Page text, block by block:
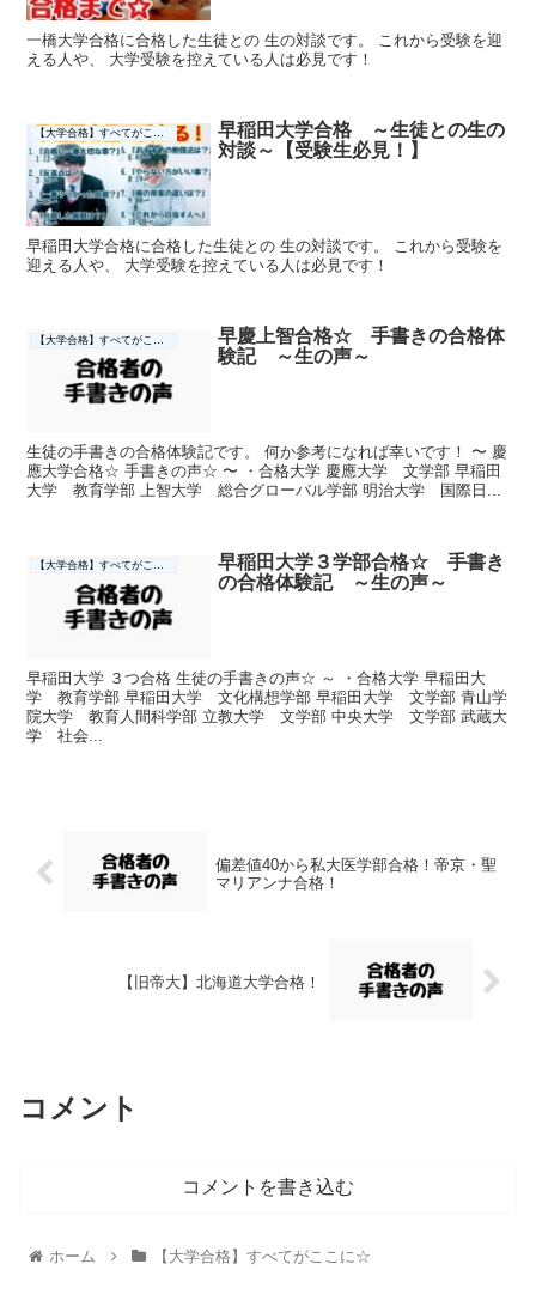
一橋大学合格に合格した生徒との 生の対談です。 これから受験を迎
える人や、 大学受験を控えている人は必見です！
【大学合格】すべてがここに☆
早稲田大学合格 ～生徒との生の
対談～【受験生必見！】
早稲田大学合格に合格した生徒との 生の対談です。 これから受験を
迎える人や、 大学受験を控えている人は必見です！
早慶上智合格☆ 手書きの合格体
験記 ～生の声～
生徒の手書きの合格体験記です。 何か参考になれば幸いです！ 〜 慶
應大学合格☆ 手書きの声☆ 〜 ・合格大学 慶應大学 文学部 早稲田
大学 教育学部 上智大学 総合グローバル学部 明治大学 国際日...
【大学合格】すべてがここに☆
早稲田大学３学部合格☆ 手書き
の合格体験記 ～生の声～
早稲田大学 ３つ合格 生徒の手書きの声☆ ～ ・合格大学 早稲田大
学 教育学部 早稲田大学 文化構想学部 早稲田大学 文学部 青山学
院大学 教育人間科学部 立教大学 文学部 中央大学 文学部 武蔵大
学 社会...
偏差値40から私大医学部合格！帝京・聖
マリアンナ合格！
【旧帝大】北海道大学合格！
コメント
コメントを書き込む
ホーム 【大学合格】すべてがここに☆